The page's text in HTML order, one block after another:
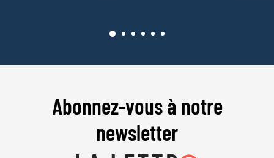
Abonnez-vous à notre
newsletter